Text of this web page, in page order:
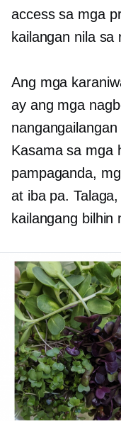
access sa mga
kailangan nila sa
Ang mga
ay ang mga
Kasama sa mga
pampaganda,
at iba pa.
kailangang